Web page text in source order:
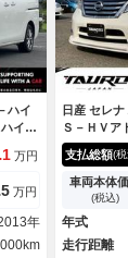
ハイ
イブ
ドド
コ
プッ
パワ
ール
1 万円
5 万円
年
日産 セレ
Ｓ－ＨＶア
ィパック
アロ／フォ
ースライド
Ｖ／リア
外アルミホ
ドライト／
ＴＣ／キー
支払総額(
車両本体
(税込)
年式
走行距離